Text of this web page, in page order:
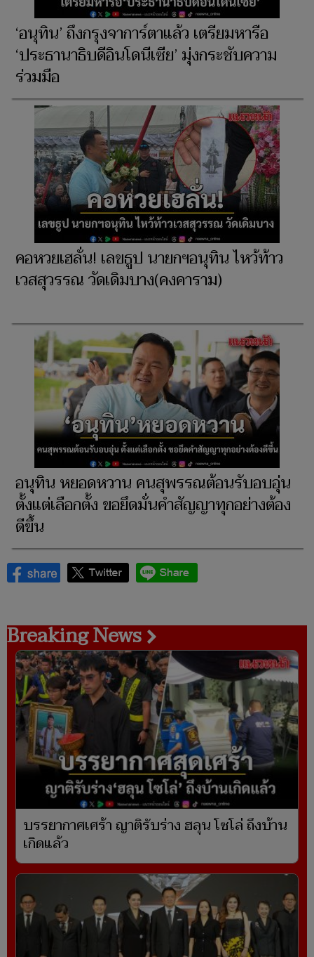
‘อนุทิน’ ถึงกรุงจาการ์ตาแล้ว เตรียมหารือ
‘ประธานาธิบดีอินโดนีเซีย’ มุ่งกระชับความ
ร่วมมือ
คอหวยเฮลั่น! เลขธูป นายกฯอนุทิน ไหว้ท้าว
เวสสุวรรณ วัดเดิมบาง(คงคาราม)
อนุทิน หยอดหวาน คนสุพรรณต้อนรับอบอุ่น
ตั้งแต่เลือกตั้ง ขอยึดมั่นคำสัญญาทุกอย่างต้อง
ดีขึ้น
Breaking News
บรรยากาศเศร้า ญาติรับร่าง ฮลุน โซโล่ ถึงบ้าน
เกิดแล้ว